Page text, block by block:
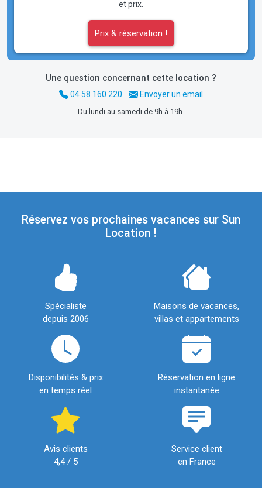
et prix.
Prix & réservation !
Une question concernant cette location ?
04 58 160 220 Envoyer un email
Du lundi au samedi de 9h à 19h.
Réservez vos prochaines vacances sur Sun
Location !
Spécialiste
depuis 2006
Maisons de vacances,
villas et appartements
Disponibilités & prix
en temps réel
Réservation en ligne
instantanée
Avis clients
4,4 / 5
Service client
en France